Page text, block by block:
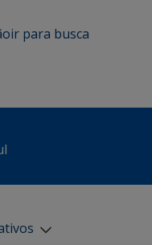
ir para busca